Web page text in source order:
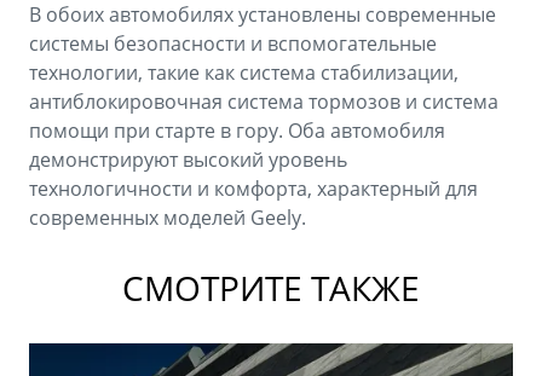
В обоих автомобилях установлены современные
системы безопасности и вспомогательные
технологии, такие как система стабилизации,
антиблокировочная система тормозов и система
помощи при старте в гору. Оба автомобиля
демонстрируют высокий уровень
технологичности и комфорта, характерный для
современных моделей Geely.
СМОТРИТЕ ТАКЖЕ